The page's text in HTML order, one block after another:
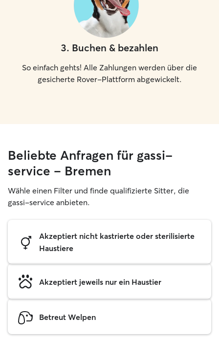
3. Buchen & bezahlen
So einfach gehts! Alle Zahlungen werden über die
gesicherte Rover-Plattform abgewickelt.
Beliebte Anfragen für gassi-
service – Bremen
Wähle einen Filter und finde qualifizierte Sitter, die
gassi-service anbieten.
Akzeptiert nicht kastrierte oder sterilisierte
Haustiere
Akzeptiert jeweils nur ein Haustier
Betreut Welpen